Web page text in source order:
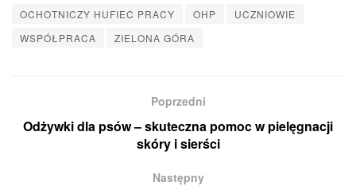
OCHOTNICZY HUFIEC PRACY
OHP
UCZNIOWIE
WSPÓŁPRACA
ZIELONA GÓRA
Poprzedni
Odżywki dla psów – skuteczna pomoc w pielęgnacji
skóry i sierści
Następny